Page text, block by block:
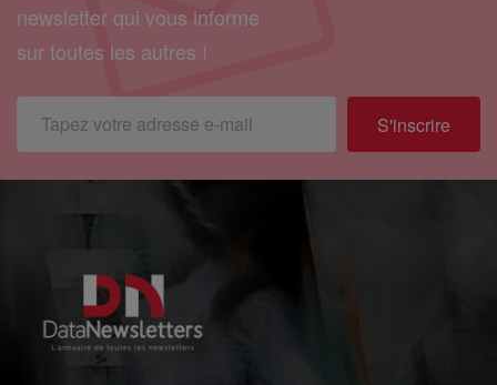
newsletter qui vous informe
sur toutes les autres !
S'inscrire